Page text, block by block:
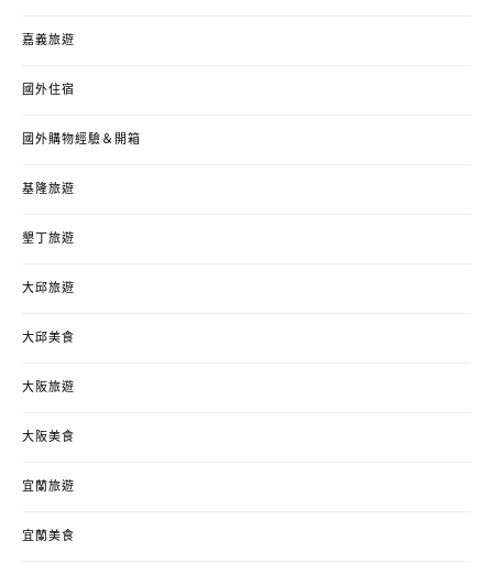
嘉義旅遊
國外住宿
國外購物經驗＆開箱
基隆旅遊
墾丁旅遊
大邱旅遊
大邱美食
大阪旅遊
大阪美食
宜蘭旅遊
宜蘭美食